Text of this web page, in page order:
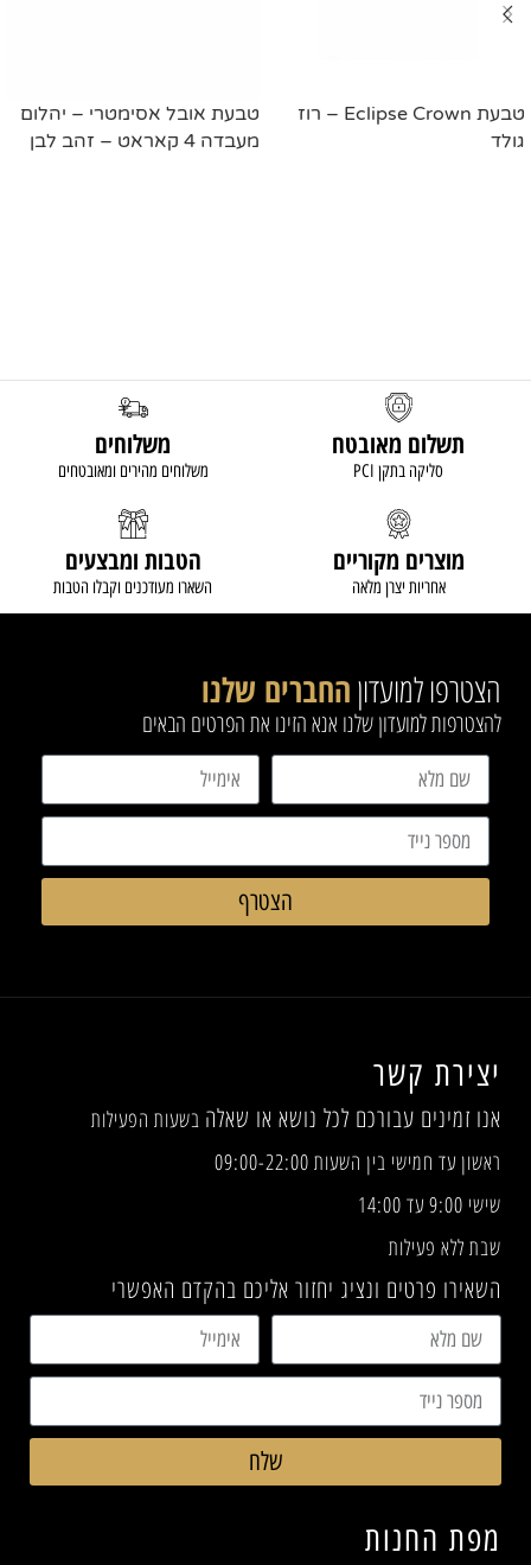
טבעת Eclipse Crown – רוז
גולד
טבעת אובל אסימטרי – יהלום
מעבדה 4 קאראט – זהב לבן
תשלום מאובטח
סליקה בתקן PCI
משלוחים
משלוחים מהירים ומאובטחים
מוצרים מקוריים
אחריות יצרן מלאה
הטבות ומבצעים
השארו מעודכנים וקבלו הטבות
הצטרפו למועדוןהחברים שלנו
להצטרפות למועדון שלנו אנא הזינו את הפרטים הבאים
הצטרף
מפת החנות
יצירת קשר
אנו זמינים עבורכם לכל נושא או שאלה בשעות הפעילות
ראשון עד חמישי בין השעות 09:00-22:00
שישי 9:00 עד 14:00
שבת ללא פעילות
השאירו פרטים ונציג יחזור אליכם בהקדם האפשרי
שלח